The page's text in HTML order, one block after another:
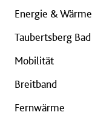
Energie & Wärme
Taubertsberg Bad
Mobilität
Breitband
Fernwärme